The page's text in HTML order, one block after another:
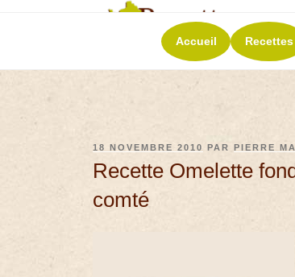
La
Accueil Recettes
18 NOVEMBRE 2010 PARPIERRE
Recette Omelette
comté